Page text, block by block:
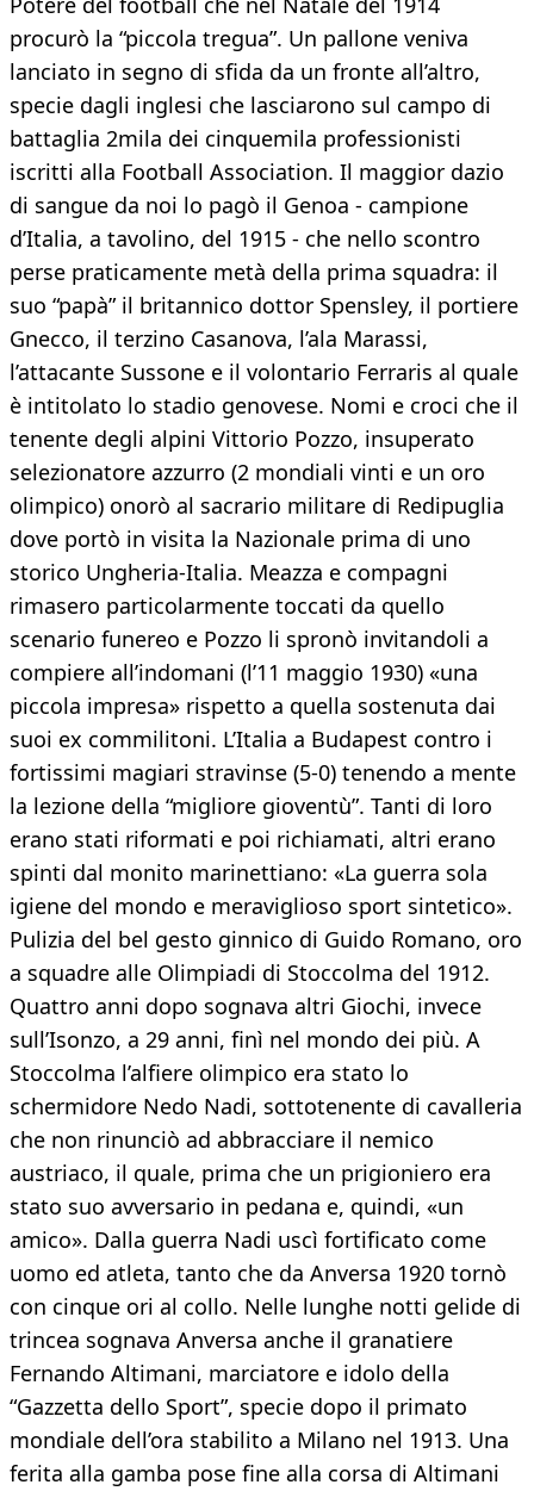
procurò la “piccola tregua”. Un pallone veniva
lanciato in segno di sfida da un fronte all’altro,
specie dagli inglesi che lasciarono sul campo di
battaglia 2mila dei cinquemila professionisti
iscritti alla Football Association. Il maggior dazio
di sangue da noi lo pagò il Genoa - campione
d’Italia, a tavolino, del 1915 - che nello scontro
perse praticamente metà della prima squadra: il
suo “papà” il britannico dottor Spensley, il portiere
Gnecco, il terzino Casanova, l’ala Marassi,
l’attacante Sussone e il volontario Ferraris al quale
è intitolato lo stadio genovese. Nomi e croci che il
tenente degli alpini Vittorio Pozzo, insuperato
selezionatore azzurro (2 mondiali vinti e un oro
olimpico) onorò al sacrario militare di Redipuglia
dove portò in visita la Nazionale prima di uno
storico Ungheria-Italia. Meazza e compagni
rimasero particolarmente toccati da quello
scenario funereo e Pozzo li spronò invitandoli a
compiere all’indomani (l’11 maggio 1930) «una
piccola impresa» rispetto a quella sostenuta dai
suoi ex commilitoni. L’Italia a Budapest contro i
fortissimi magiari stravinse (5-0) tenendo a mente
la lezione della “migliore gioventù”. Tanti di loro
erano stati riformati e poi richiamati, altri erano
spinti dal monito marinettiano: «La guerra sola
igiene del mondo e meraviglioso sport sintetico».
Pulizia del bel gesto ginnico di Guido Romano, oro
a squadre alle Olimpiadi di Stoccolma del 1912.
Quattro anni dopo sognava altri Giochi, invece
sull’Isonzo, a 29 anni, finì nel mondo dei più. A
Stoccolma l’alfiere olimpico era stato lo
schermidore Nedo Nadi, sottotenente di cavalleria
che non rinunciò ad abbracciare il nemico
austriaco, il quale, prima che un prigioniero era
stato suo avversario in pedana e, quindi, «un
amico». Dalla guerra Nadi uscì fortificato come
uomo ed atleta, tanto che da Anversa 1920 tornò
con cinque ori al collo. Nelle lunghe notti gelide di
trincea sognava Anversa anche il granatiere
Fernando Altimani, marciatore e idolo della
“Gazzetta dello Sport”, specie dopo il primato
mondiale dell’ora stabilito a Milano nel 1913. Una
ferita alla gamba pose fine alla corsa di Altimani